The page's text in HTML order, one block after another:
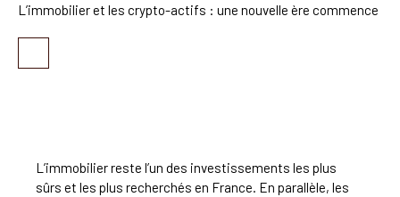
L’immobilier et les crypto-actifs : une nouvelle ère commence
L’immobilier reste l’un des investissements les plus
sûrs et les plus recherchés en France. En parallèle, les